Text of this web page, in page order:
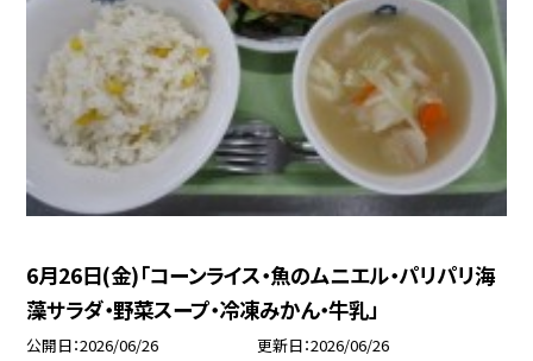
6月26日(金)「コーンライス・魚のムニエル・パリパリ海
藻サラダ・野菜スープ・冷凍みかん・牛乳」
公開日 2026/06/26 更新日 2026/06/26